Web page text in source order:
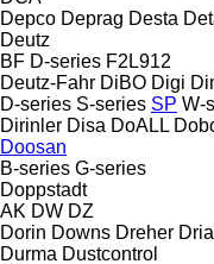
Depco Deprag Desta
Deutz
BF D-series F2L912
Deutz-Fahr DiBO Digi
D-series S-series SP W-
Dirinler Disa DoALL
Doosan
B-series G-series
Doppstadt
AK DW DZ
Dorin Downs Dreher
Durma Dustcontrol